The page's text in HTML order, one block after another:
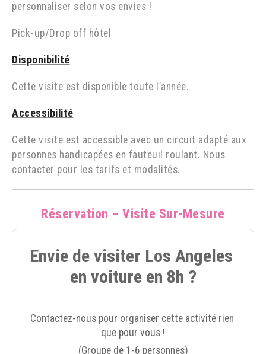
personnaliser selon vos envies !
Pick-up/Drop off hôtel
Disponibilité
Cette visite est disponible toute l’année.
Accessibilité
Cette visite est accessible avec un circuit adapté aux
personnes handicapées en fauteuil roulant. Nous
contacter pour les tarifs et modalités.
Réservation – Visite Sur-Mesure
Envie de visiter Los Angeles
en voiture en 8h ?
Contactez-nous pour organiser cette activité rien
que pour vous !
(Groupe de 1-6 personnes)